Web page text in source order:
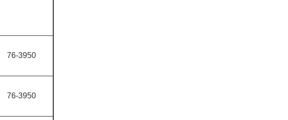
76-3950
76-3950